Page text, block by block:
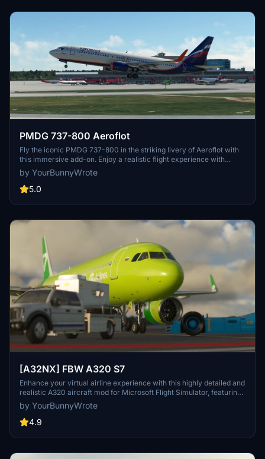
PMDG 737-800 Aeroflot
Fly the iconic PMDG 737-800 in the striking livery of Aeroflot with
this immersive add-on. Enjoy a realistic flight experience with
detailed cockpit instrumentation and accurate flight dynamics.
Perfect for fans of Aeroflot and commercial aviation enthusiasts
alike.
by YourBunnyWrote
5.0
[A32NX] FBW A320 S7
Enhance your virtual airline experience with this highly detailed and
realistic A320 aircraft mod for Microsoft Flight Simulator, featuring
a range of improvements and upgrades.
by YourBunnyWrote
4.9